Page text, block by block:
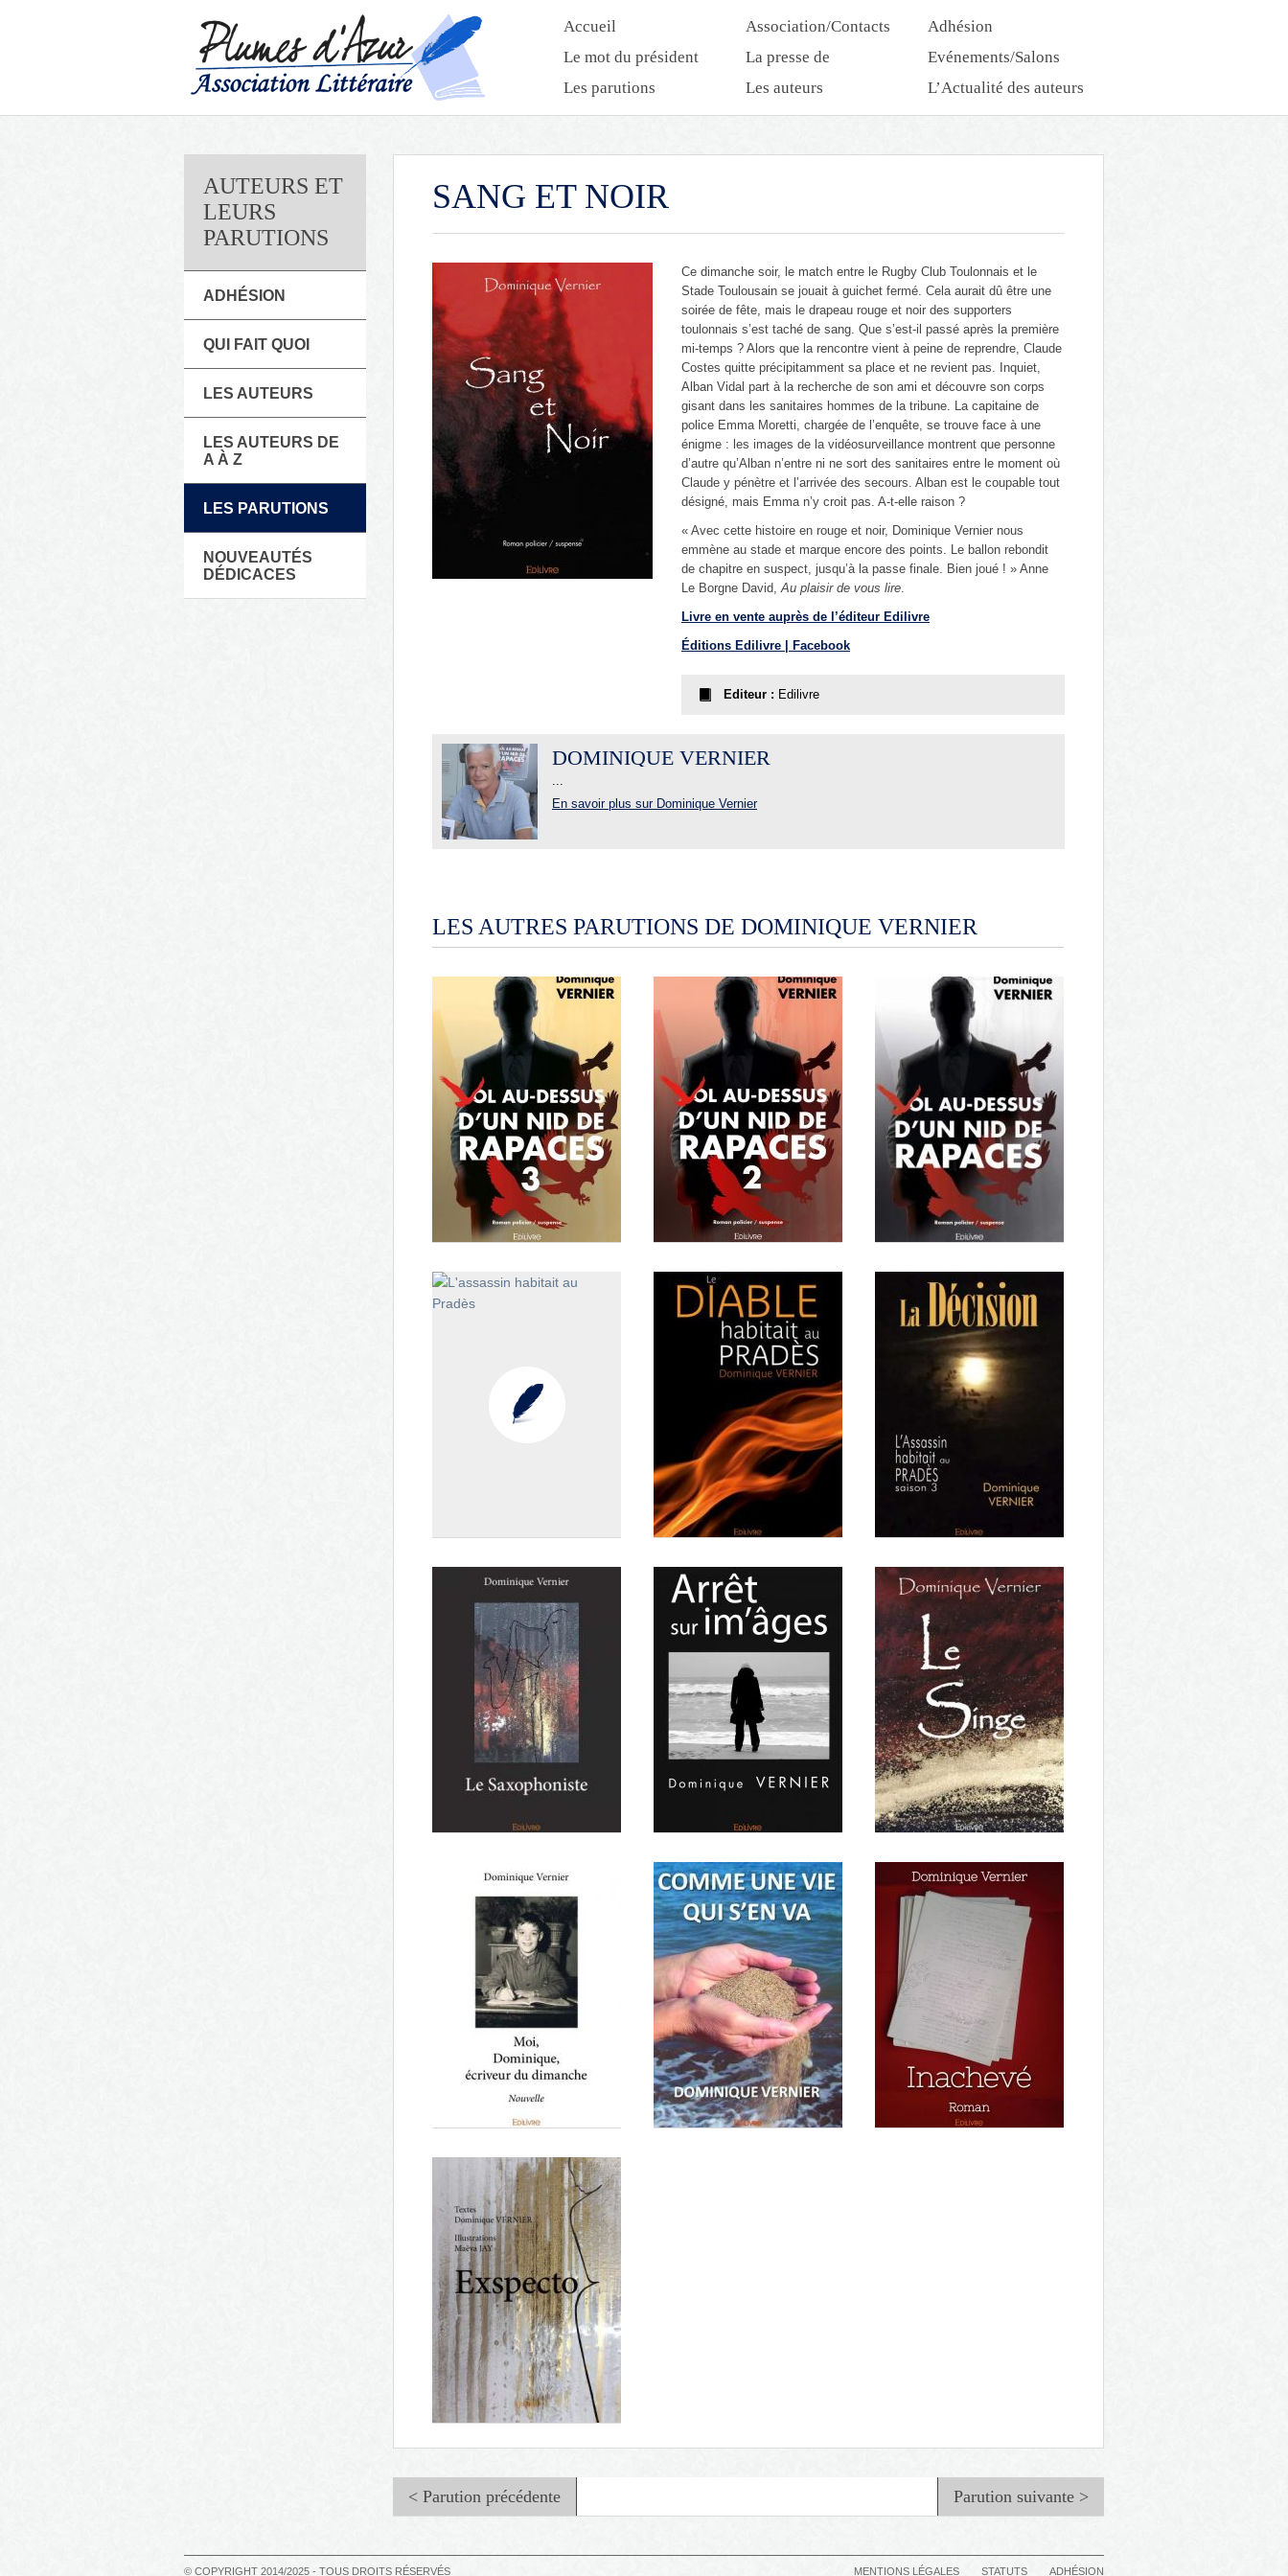
Accueil Association/Contacts
Adhésion
Le mot du président
La presse de
l’association
Evénements/Salons
Les parutions
Les auteurs
L’Actualité des auteurs
AUTEURS ET
LEURS
PARUTIONS
ADHÉSION
QUI FAIT QUOI
LES AUTEURS
LES AUTEURS DE
A À Z
LES PARUTIONS
NOUVEAUTÉS
DÉDICACES
SANG ET NOIR
Ce dimanche soir, le match entre le Rugby Club Toulonnais et le
Stade Toulousain se jouait à guichet fermé. Cela aurait dû être une
soirée de fête, mais le drapeau rouge et noir des supporters
toulonnais s’est taché de sang. Que s’est-il passé après la première
mi-temps ? Alors que la rencontre vient à peine de reprendre, Claude
Costes quitte précipitamment sa place et ne revient pas. Inquiet,
Alban Vidal part à la recherche de son ami et découvre son corps
gisant dans les sanitaires hommes de la tribune. La capitaine de
police Emma Moretti, chargée de l’enquête, se trouve face à une
énigme : les images de la vidéosurveillance montrent que personne
d’autre qu’Alban n’entre ni ne sort des sanitaires entre le moment où
Claude y pénètre et l’arrivée des secours. Alban est le coupable tout
désigné, mais Emma n’y croit pas. A-t-elle raison ?
« Avec cette histoire en rouge et noir, Dominique Vernier nous
emmène au stade et marque encore des points. Le ballon rebondit
de chapitre en suspect, jusqu’à la passe finale. Bien joué ! » Anne
Le Borgne David,Au plaisir de vous lire.
Livre en vente auprès de l’éditeur Edilivre
Éditions Edilivre | Facebook
Editeur : Edilivre
DOMINIQUE VERNIER
...
En savoir plus sur Dominique Vernier
LES AUTRES PARUTIONS DE DOMINIQUE VERNIER
Vol au-dessus d'un nid de
rapaces 2
Vol au-dessus d'un nid de
rapaces
L'assassin habitait au Pradès Le Diable habitait au Pradès
La Décision L'assassin habitait
au Pradès - saison 3
Le saxophoniste Arrêt sur im'âges Le singe
Moi, Dominique, écriveur du
dimanche
< Parution précédente Parution suivante >
© COPYRIGHT 2014/2025 - TOUS DROITS RÉSERVÉS MENTIONS LÉGALES STATUTS ADHÉSION